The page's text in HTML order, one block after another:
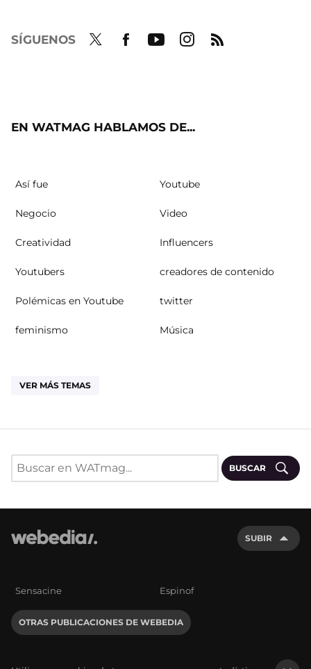
SÍGUENOS
EN WATMAG HABLAMOS DE...
Así fue Youtube
Negocio Video
Creatividad Influencers
Youtubers creadores de contenido
Polémicas en Youtube twitter
feminismo Música
VER MÁS TEMAS
BUSCAR
SUBIR
Sensacine Espinof
OTRAS PUBLICACIONES DE WEBEDIA